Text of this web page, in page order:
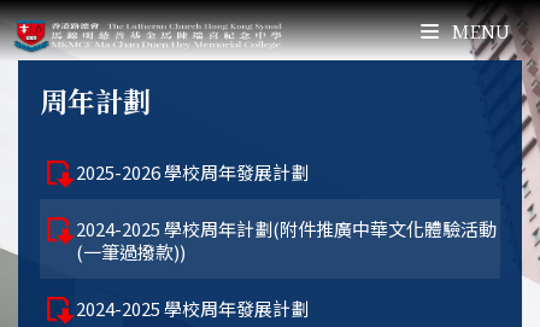
MENU
周年計劃
2025-2026 學校周年發展計劃
2024-2025 學校周年計劃(附件推廣中華文化體驗活動
(一筆過撥款))
2024-2025 學校周年發展計劃